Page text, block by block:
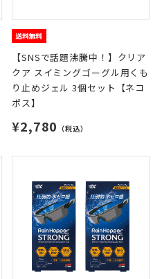
【SNSで話題沸騰中！】クリア
クア スイミングゴーグル用くも
り止めジェル 3個セット【ネコ
ポス】
¥2,780 （税込）